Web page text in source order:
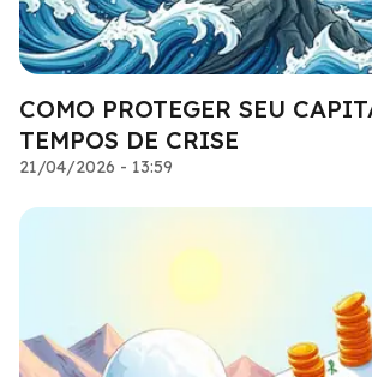
COMO PROTEGER SEU
TEMPOS DE CRISE
21/04/2026 - 13:59